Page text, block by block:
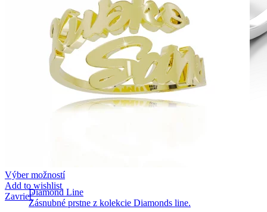
Diamond Line
Zásnubné prstne z kolekcie Diamonds line.
Výber možností
Add to wishlist
Zavrieť